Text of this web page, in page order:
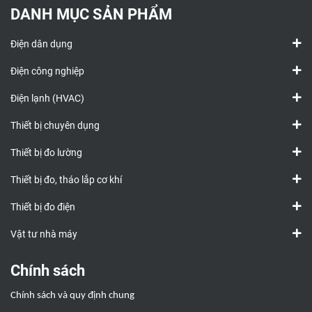
DANH MỤC SẢN PHẨM
Điện dân dụng
Điện công nghiệp
Điện lạnh (HVAC)
Thiết bị chuyên dụng
Thiết bị đo lường
Thiết bị đo, tháo lắp cơ khí
Thiết bị đo điện
Vật tư nhà máy
Chính sách
Chính sách và quy định chung